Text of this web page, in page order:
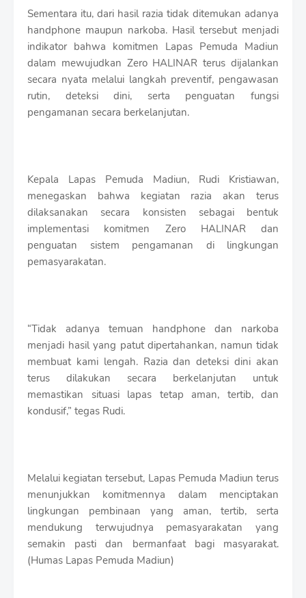
Sementara itu, dari hasil razia tidak ditemukan adanya
handphone maupun narkoba. Hasil tersebut menjadi
indikator bahwa komitmen Lapas Pemuda Madiun
dalam mewujudkan Zero HALINAR terus dijalankan
secara nyata melalui langkah preventif, pengawasan
rutin, deteksi dini, serta penguatan fungsi
pengamanan secara berkelanjutan.
Kepala Lapas Pemuda Madiun, Rudi Kristiawan,
menegaskan bahwa kegiatan razia akan terus
dilaksanakan secara konsisten sebagai bentuk
implementasi komitmen Zero HALINAR dan
penguatan sistem pengamanan di lingkungan
pemasyarakatan.
“Tidak adanya temuan handphone dan narkoba
menjadi hasil yang patut dipertahankan, namun tidak
membuat kami lengah. Razia dan deteksi dini akan
terus dilakukan secara berkelanjutan untuk
memastikan situasi lapas tetap aman, tertib, dan
kondusif,” tegas Rudi.
Melalui kegiatan tersebut, Lapas Pemuda Madiun terus
menunjukkan komitmennya dalam menciptakan
lingkungan pembinaan yang aman, tertib, serta
mendukung terwujudnya pemasyarakatan yang
semakin pasti dan bermanfaat bagi masyarakat.
(Humas Lapas Pemuda Madiun)